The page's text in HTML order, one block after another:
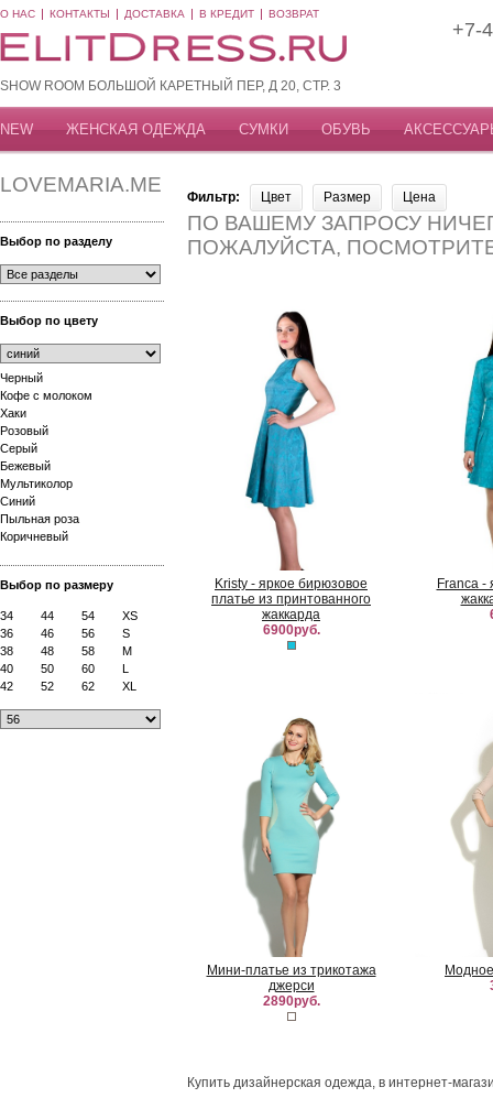
О НАС КОНТАКТЫ ДОСТАВКА В КРЕДИТ ВОЗВРАТ
SHOW ROOM БОЛЬШОЙ КАРЕТНЫЙ ПЕР, Д 20, СТР. 3
+7-
NEW ЖЕНСКАЯ ОДЕЖДА СУМКИ ОБУВЬ
LOVEMARIA.ME
Выбор по разделу
Выбор по цвету
Черный
Кофе с молоком
Хаки
Розовый
Серый
Бежевый
Мультиколор
Синий
Пыльная роза
Коричневый
Выбор по размеру
34 44 54
XS
36
46 56
S
38
48 58
M
40
50 60
L
42
52 62 XL
Фильтр: Цвет Размер Цена
ПО ВАШЕМУ ЗАПРОСУ
ПОЖАЛУЙСТА,
Kristy - яркое бирюзовое
платье из принтованного
жаккарда
6900руб.
Franca -
Мини-платье из трикотажа
джерси
2890руб.
Купить дизайнерская одежда, в интернет-